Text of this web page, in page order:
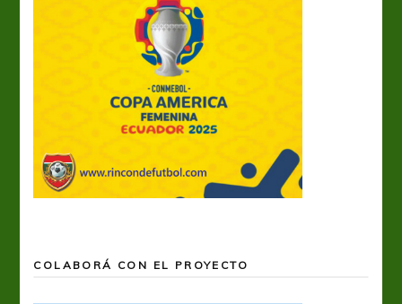
COLABORÁ CON EL PROYECTO